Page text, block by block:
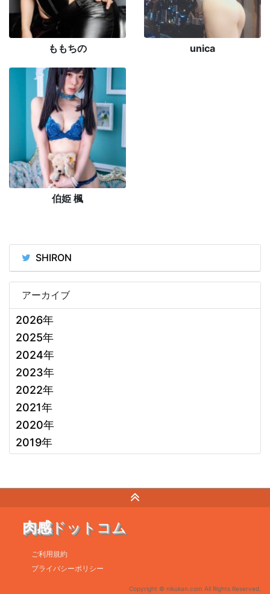
ももちの unica
伯姫 楓
SHIRON
アーカイブ
2026年
2025年
2024年
2023年
2022年
2021年
2020年
2019年
肉感ドットコム
ご利用規約
プライバシーポリシー
Copyright © nikukan.com All Rights Reserved.